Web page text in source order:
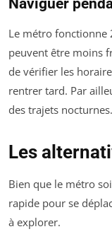
Naviguer
Le métro fonctionne
peuvent être moins
de vérifier les
rentrer tard. Par
des trajets nocturnes.
Les
Bien que le métro
rapide pour se
à explorer.